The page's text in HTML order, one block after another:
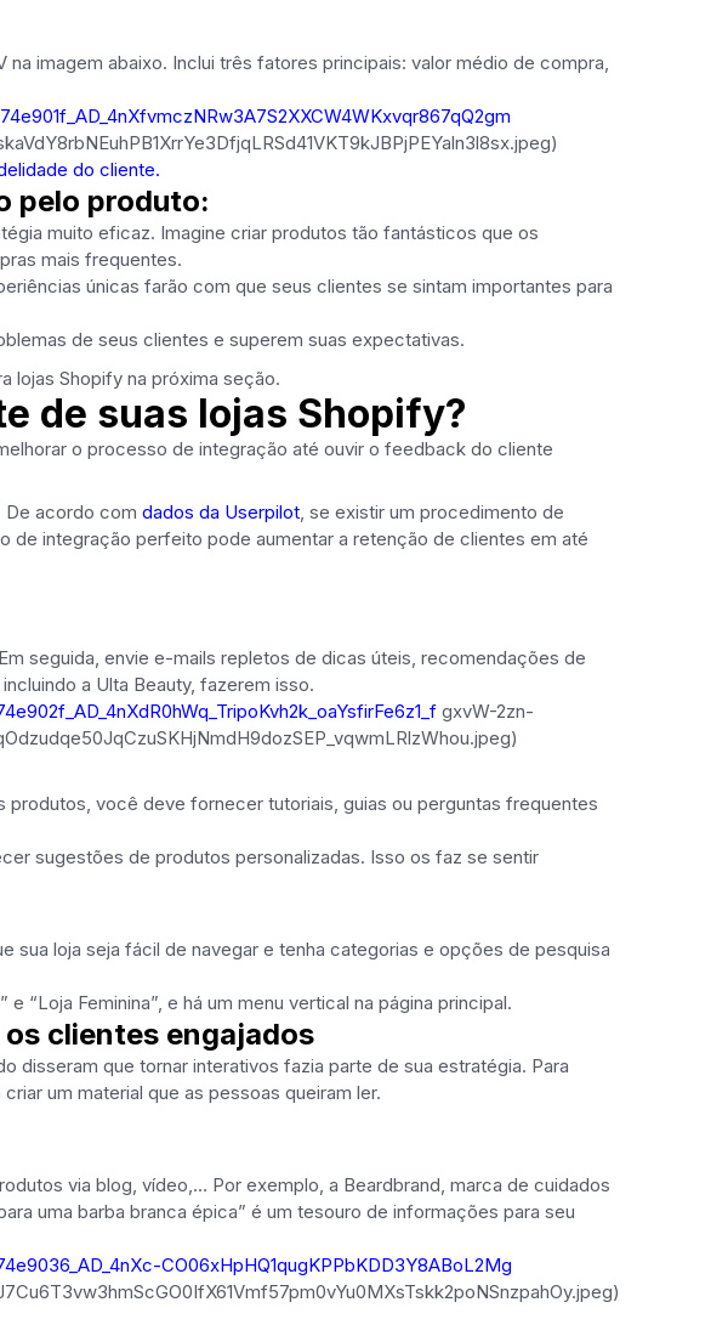
imagem abaixo. Inclui três fatores principais: valor médio de compra,
do cliente.
pelo produto:
muito eficaz. Imagine criar produtos tão fantásticos que os
mais frequentes.
únicas farão com que seus clientes se sintam importantes para
de seus clientes e superem suas expectativas.
lojas Shopify na próxima seção.
de suas lojas Shopify?
o processo de integração até ouvir o feedback do cliente
De acordo com dados da Userpilot, se existir um procedimento de
de integração perfeito pode aumentar a retenção de clientes em até
seguida, envie e-mails repletos de dicas úteis, recomendações de
a Ulta Beauty, fazerem isso.
gxvW-2zn-
produtos, você deve fornecer tutoriais, guias ou perguntas frequentes
sugestões de produtos personalizadas. Isso os faz se sentir
sua loja seja fácil de navegar e tenha categorias e opções de pesquisa
“Loja Feminina”, e há um menu vertical na página principal.
clientes engajados
que tornar interativos fazia parte de sua estratégia. Para
um material que as pessoas queiram ler.
via blog, vídeo,… Por exemplo, a Beardbrand, marca de cuidados
uma barba branca épica” é um tesouro de informações para seu
CO06xHpHQ1qugKPPbKDD3Y8ABoL2Mg